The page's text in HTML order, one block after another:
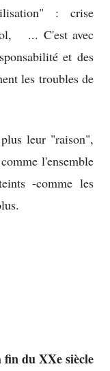
: crise
... C'est avec
et des
les troubles de
leur "raison",
l'ensemble
-comme les
fin du XXe siècle